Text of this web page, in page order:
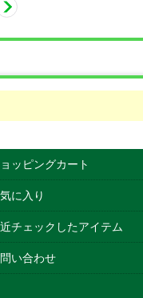
ッピングカート
に入り
チェックしたアイテム
い合わせ